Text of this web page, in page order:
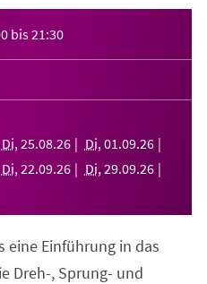
bis21:30
Di, 25.08.26 Di, 01 .09.26
Di, 22.09.26 Di, 29.09.26
eine Einführung in das
Dreh-, Sprung- und